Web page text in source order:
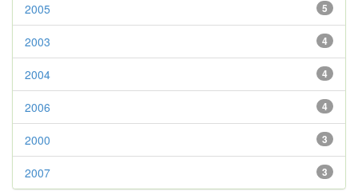
5
2005
4
2003
4
2004
4
2006
3
2000
3
2007